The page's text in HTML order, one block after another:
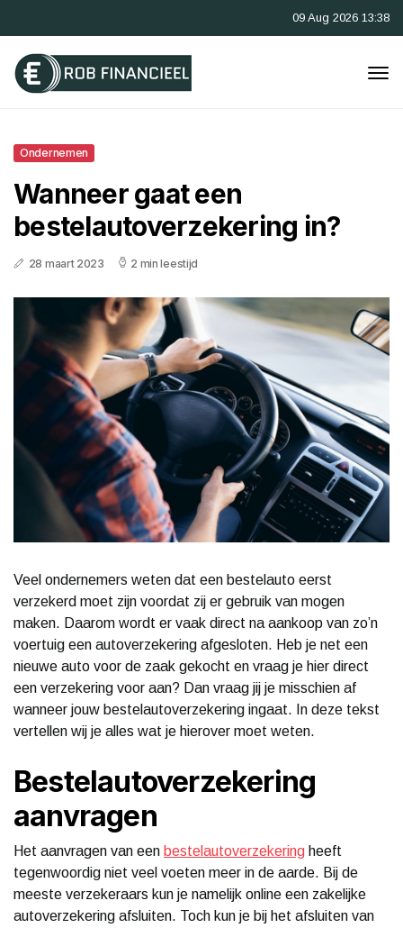
09 Aug 2026 13:38
Ondernemen
Wanneer gaat een
bestelautoverzekering in?
28 maart 2023 2 min leestijd
Veel ondernemers weten dat een bestelauto eerst
verzekerd moet zijn voordat zij er gebruik van mogen
maken. Daarom wordt er vaak direct na aankoop van zo’n
voertuig een autoverzekering afgesloten. Heb je net een
nieuwe auto voor de zaak gekocht en vraag je hier direct
een verzekering voor aan? Dan vraag jij je misschien af
wanneer jouw bestelautoverzekering ingaat. In deze tekst
vertellen wij je alles wat je hierover moet weten.
Bestelautoverzekering
aanvragen
Het aanvragen van een bestelautoverzekering heeft
tegenwoordig niet veel voeten meer in de aarde. Bij de
meeste verzekeraars kun je namelijk online een zakelijke
autoverzekering afsluiten. Toch kun je bij het afsluiten van